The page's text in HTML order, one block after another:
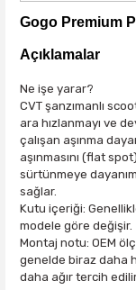
Gogo Premium
Açıklamalar
Ne işe yarar?
CVT şanzımanlı
ara hızlanmayı ve
çalışan aşınma
aşınmasını (flat spot)
sürtünmeye dayanım
sağlar.
Kutu içeriği:
modele göre değişir.
Montaj notu: OEM
genelde biraz daha
daha ağır tercih